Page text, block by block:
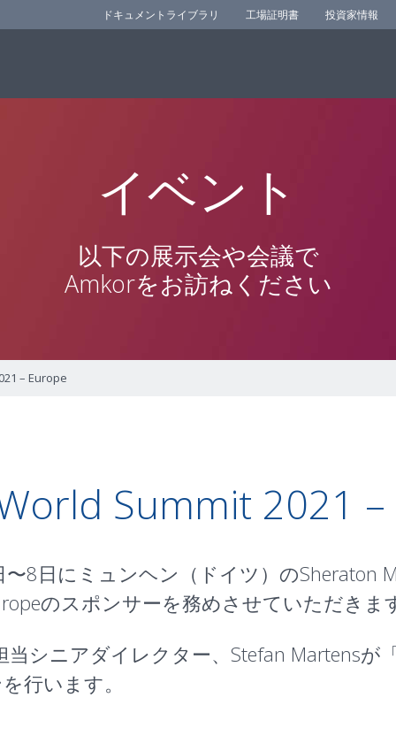
ドキュメントライブラリ 工場証明書 投資家情報
イベント
以下の展示会や会議で
Amkorをお訪ねください
– Europe
Summit 2021
8日にミュンヘン（ドイツ）のSheraton
のスポンサーを務めさせていただきま
シニアダイレクター、Stefan Martensが
行います。